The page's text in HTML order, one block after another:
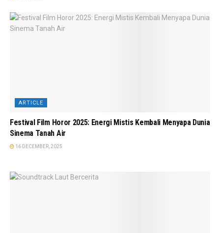
ARTICLE
Festival Film Horor 2025: Energi Mistis Kembali Menyapa Dunia
Sinema Tanah Air
16 DECEMBER, 2025